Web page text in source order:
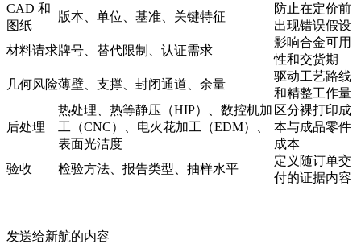
CAD 和
图纸
版本、单位、基准、关键特征
防止在定价前
出现错误假设
材料请求牌号、替代限制、认证需求
影响合金可用
性和交货期
几何风险薄壁、支撑、封闭通道、余量
驱动工艺路线
和精整工作量
后处理
热处理、热等静压（HIP）、数控机加
工（CNC）、电火花加工（EDM）、
表面光洁度
区分裸打印成
本与成品零件
成本
验收
检验方法、报告类型、抽样水平
定义随订单交
付的证据内容
发送给新航的内容